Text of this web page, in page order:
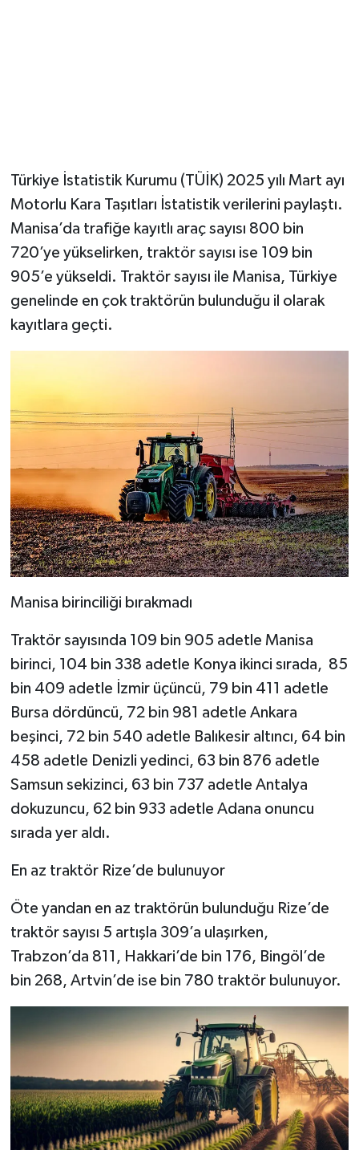
Türkiye İstatistik Kurumu (TÜİK) 2025 yılı Mart ayı
Motorlu Kara Taşıtları İstatistik verilerini paylaştı.
Manisa’da trafiğe kayıtlı araç sayısı 800 bin
720’ye yükselirken, traktör sayısı ise 109 bin
905’e yükseldi. Traktör sayısı ile Manisa, Türkiye
genelinde en çok traktörün bulunduğu il olarak
kayıtlara geçti.
Manisa birinciliği bırakmadı
Traktör sayısında 109 bin 905 adetle Manisa
birinci, 104 bin 338 adetle Konya ikinci sırada, 85
bin 409 adetle İzmir üçüncü, 79 bin 411 adetle
Bursa dördüncü, 72 bin 981 adetle Ankara
beşinci, 72 bin 540 adetle Balıkesir altıncı, 64 bin
458 adetle Denizli yedinci, 63 bin 876 adetle
Samsun sekizinci, 63 bin 737 adetle Antalya
dokuzuncu, 62 bin 933 adetle Adana onuncu
sırada yer aldı.
En az traktör Rize’de bulunuyor
Öte yandan en az traktörün bulunduğu Rize’de
traktör sayısı 5 artışla 309’a ulaşırken,
Trabzon’da 811, Hakkari’de bin 176, Bingöl’de
bin 268, Artvin’de ise bin 780 traktör bulunuyor.